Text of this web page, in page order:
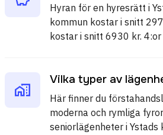
Hyran för en hyresrätt i
kommun kostar i snitt
kostar i snitt 6930 kr.
Vilka typer av
Här finner du
moderna och rymliga
seniorlägenheter i Ystads